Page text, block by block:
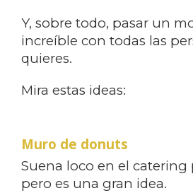
Y, sobre todo, pasar un
increíble con todas las
quieres.
Mira estas ideas:
Muro de donuts
Suena loco en el catering
pero es una gran idea.